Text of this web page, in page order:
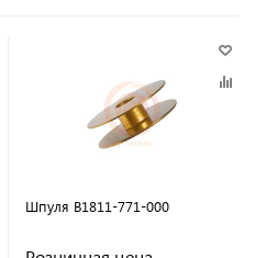
Шпуля B1811-771-000